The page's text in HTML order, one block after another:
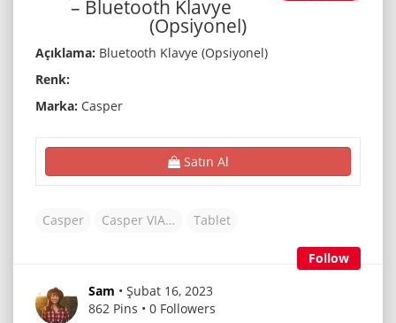
– Bluetooth Klavye
(Opsiyonel)
Açıklama: Bluetooth Klavye (Opsiyonel)
Renk:
Marka: Casper
Satın Al
Casper Casper VIA L30 Tablet
Follow
Sam • Şubat 16, 2023
862 Pins • 0 Followers